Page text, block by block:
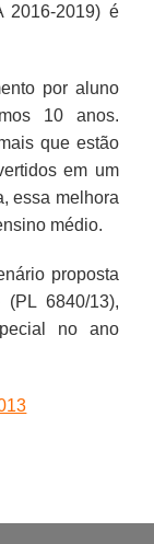
2016-2019) é
por aluno
10 anos.
que estão
em um
essa melhora
médio.
proposta
(PL 6840/13),
no ano